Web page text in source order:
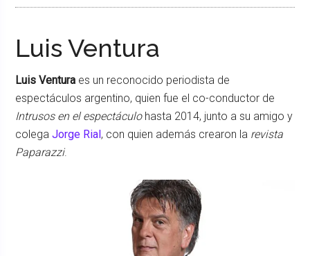
Luis Ventura
Luis Ventura es un reconocido periodista de
espectáculos argentino, quien fue el co-conductor de
Intrusos en el espectáculohasta 2014, junto a su amigo y
colegaJorge Rial, con quien además crearon la revista
Paparazzi.